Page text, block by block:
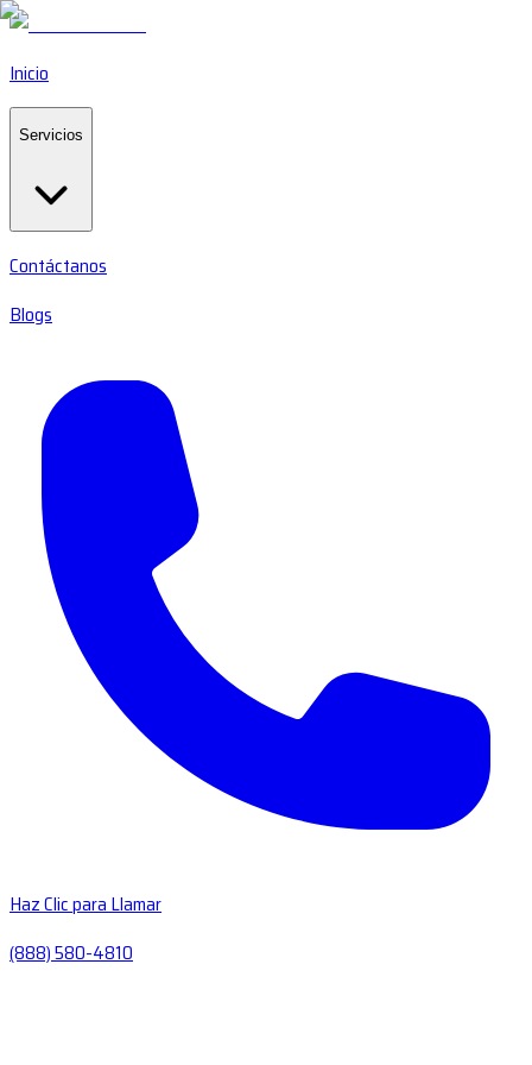
Inicio
Servicios
Contáctanos
Blogs
Haz Clic para Llamar
(888) 580-4810